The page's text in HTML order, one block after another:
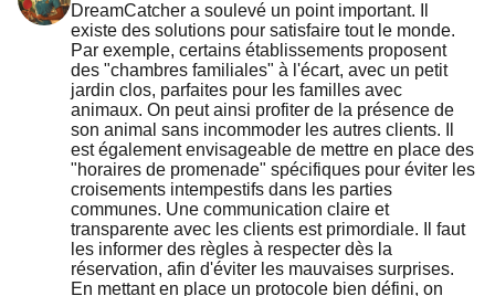
DreamCatcher a soulevé un point important. Il
existe des solutions pour satisfaire tout le monde.
Par exemple, certains établissements proposent
des "chambres familiales" à l'écart, avec un petit
jardin clos, parfaites pour les familles avec
animaux. On peut ainsi profiter de la présence de
son animal sans incommoder les autres clients. Il
est également envisageable de mettre en place des
"horaires de promenade" spécifiques pour éviter les
croisements intempestifs dans les parties
communes. Une communication claire et
transparente avec les clients est primordiale. Il faut
les informer des règles à respecter dès la
réservation, afin d'éviter les mauvaises surprises.
En mettant en place un protocole bien défini, on